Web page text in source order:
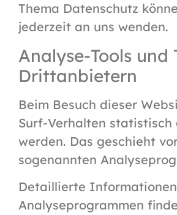
Thema Datenschutz
jederzeit an uns wenden.
Analyse-Tools und
Dritt­anbietern
Beim Besuch dieser
Surf-Verhalten
werden. Das geschieht
sogenannten
Detaillierte
Analyseprogrammen